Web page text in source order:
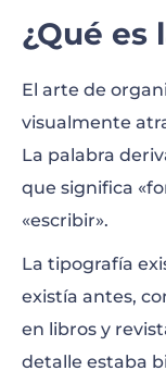
¿Qué es
El arte de
visualmente
La palabra
que significa
«escribir».
La tipografía
existía antes,
en libros y
detalle estaba